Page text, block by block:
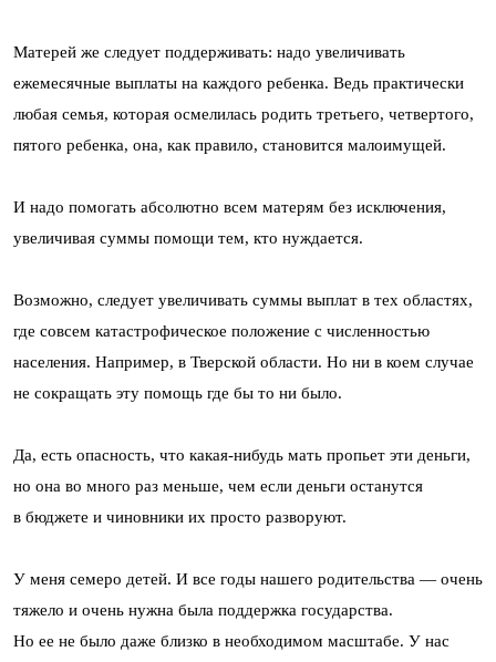
Матерей же следует поддерживать: надо увеличивать
ежемесячные выплаты на каждого ребенка. Ведь практически
любая семья, которая осмелилась родить третьего, четвертого,
пятого ребенка, она, как правило, становится малоимущей.
И надо помогать абсолютно всем матерям без исключения,
увеличивая суммы помощи тем, кто нуждается.
Возможно, следует увеличивать суммы выплат в тех областях,
где совсем катастрофическое положение с численностью
населения. Например, в Тверской области. Но ни в коем случае
не сокращать эту помощь где бы то ни было.
Да, есть опасность, что какая-нибудь мать пропьет эти деньги,
но она во много раз меньше, чем если деньги останутся
в бюджете и чиновники их просто разворуют.
У меня семеро детей. И все годы нашего родительства — очень
тяжело и очень нужна была поддержка государства.
Но ее не было даже близко в необходимом масштабе. У нас